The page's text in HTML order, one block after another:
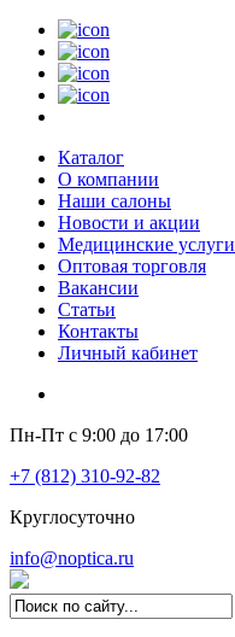
Каталог
О компании
Наши салоны
Новости и акции
Медицинские услуги
Оптовая торговля
Вакансии
Статьи
Контакты
Личный кабинет
Пн-Пт с 9:00 до 17:00
+7 (812) 310-92-82
Круглосуточно
info@noptica.ru